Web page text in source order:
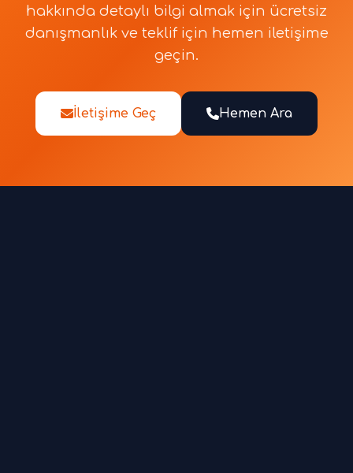
hakkında detaylı bilgi almak için ücretsiz
danışmanlık ve teklif için hemen iletişime
geçin.
İletişime Geç Hemen Ara